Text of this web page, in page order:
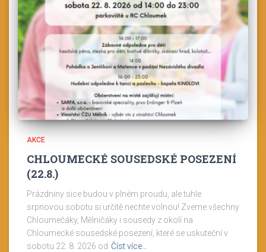
AKCE
CHLOUMECKÉ SOUSEDSKÉ POSEZENÍ
(22.8.)
Prázdniny sice budou v plném proudu, ale tuhle
srpnovou sobotu si určitě nechte volnou! Zveme všechny
Chloumečáky, Mělničáky i sousedy z okolí na
Chloumecké sousedské posezení, které se uskuteční v
sobotu 22. 8. 2026 od Číst více…